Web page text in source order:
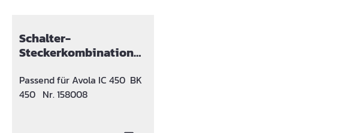
Schalter-
Steckerkombination
Passend für Avola IC 450 BK
450 Nr. 158008